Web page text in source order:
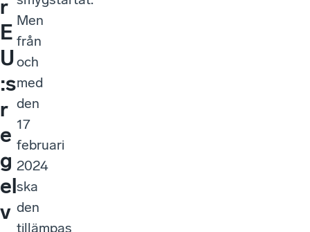
r
E
U
:s
r
e
g
el
v
Men
från
och
med
den
17
februari
2024
ska
den
tillämpas